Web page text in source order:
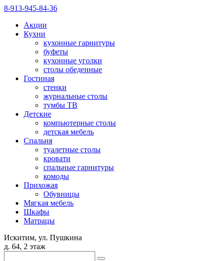
8-913-945-84-36
Акции
Кухни
кухонные гарнитуры
буфеты
кухонные уголки
столы обеденные
Гостиная
стенки
журнальные столы
тумбы ТВ
Детские
компьютерные столы
детская мебель
Спальня
туалетные столы
кровати
спальные гарнитуры
комоды
Прихожая
Обувницы
Мягкая мебель
Шкафы
Матрацы
Искитим, ул. Пушкина
д. 64, 2 этаж